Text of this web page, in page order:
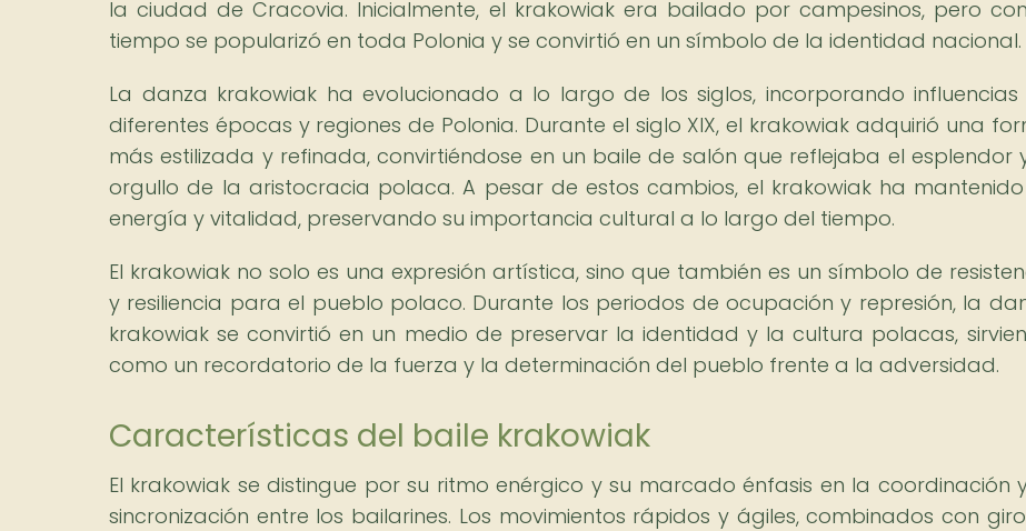
la ciudad de Cracovia. Inicialmente, el krakowiak era bailado por campesinos, pero
tiempo se popularizó en toda Polonia y se convirtió en un símbolo de la identidad nacional.
La danza krakowiak ha evolucionado a lo largo de los siglos, incorporando influencias
diferentes épocas y regiones de Polonia. Durante el siglo XIX, el krakowiak adquirió una
más estilizada y refinada, convirtiéndose en un baile de salón que reflejaba el esplendor
orgullo de la aristocracia polaca. A pesar de estos cambios, el krakowiak ha
energía y vitalidad, preservando su importancia cultural a lo largo del tiempo.
El krakowiak no solo es una expresión artística, sino que también es un símbolo de
y resiliencia para el pueblo polaco. Durante los periodos de ocupación y represión, la
krakowiak se convirtió en un medio de preservar la identidad y la cultura polacas,
como un recordatorio de la fuerza y la determinación del pueblo frente a la adversidad.
Características del baile krakowiak
El krakowiak se distingue por su ritmo enérgico y su marcado énfasis en la coordinación
sincronización entre los bailarines. Los movimientos rápidos y ágiles, combinados con